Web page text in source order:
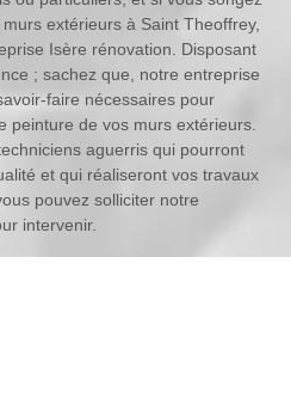
extérieurs à Saint Theoffrey,
Isère rénovation. Disposant
; sachez que, notre entreprise
faire nécessaires pour
peinture de vos murs extérieurs.
aguerris qui pourront
et qui réaliseront vos travaux
pouvez solliciter notre
intervenir.